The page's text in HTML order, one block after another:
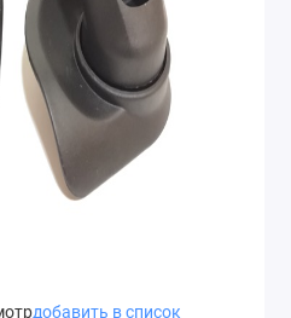
добавить в список